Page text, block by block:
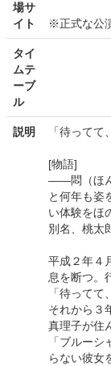
場サ
イト
※正式な公
タイ
ムテ
ーブ
ル
説明 「待ってて
[物語]
――悶（ほ
と何年も姿
い体験をほ
別名、桃
平成２年４
息を断つ。
「待ってて
それから３
真理子が住
「ブルー
らない彼女